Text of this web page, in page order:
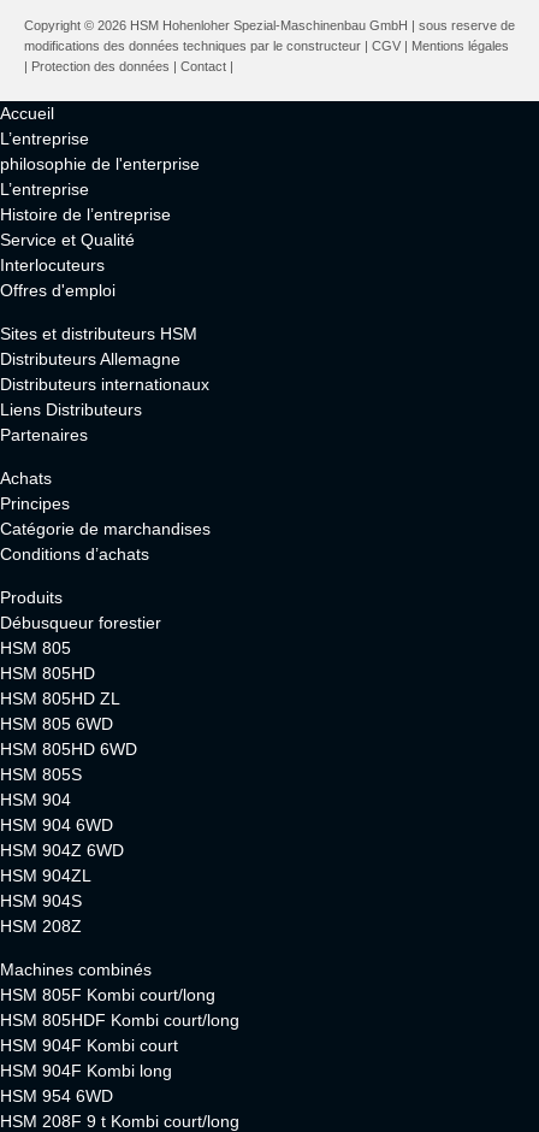
Copyright © 2026 HSM Hohenloher Spezial-Maschinenbau GmbH | sous reserve de
modifications des données techniques par le constructeur | CGV | Mentions légales
| Protection des données | Contact |
Accueil
L’entreprise
philosophie de l'enterprise
L’entreprise
Histoire de l’entreprise
Service et Qualité
Interlocuteurs
Offres d'emploi
Sites et distributeurs HSM
Distributeurs Allemagne
Distributeurs internationaux
Liens Distributeurs
Partenaires
Achats
Principes
Catégorie de marchandises
Conditions d’achats
Produits
Débusqueur forestier
HSM 805
HSM 805HD
HSM 805HD ZL
HSM 805 6WD
HSM 805HD 6WD
HSM 805S
HSM 904
HSM 904 6WD
HSM 904Z 6WD
HSM 904ZL
HSM 904S
HSM 208Z
Machines combinés
HSM 805F Kombi court/long
HSM 805HDF Kombi court/long
HSM 904F Kombi court
HSM 904F Kombi long
HSM 954 6WD
HSM 208F 9 t Kombi court/long